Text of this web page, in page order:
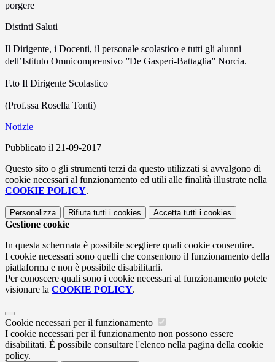
porgere
Distinti Saluti
Il Dirigente, i Docenti, il personale scolastico e tutti gli alunni
dell’Istituto Omnicomprensivo ”De Gasperi-Battaglia” Norcia.
F.to Il Dirigente Scolastico
(Prof.ssa Rosella Tonti)
Notizie
Pubblicato il 21-09-2017
Questo sito o gli strumenti terzi da questo utilizzati si avvalgono di
cookie necessari al funzionamento ed utili alle finalità illustrate nella
COOKIE POLICY.
Personalizza Rifiuta tutti i cookies Accetta tutti i cookies
Gestione cookie
In questa schermata è possibile scegliere quali cookie consentire.
I cookie necessari sono quelli che consentono il funzionamento della
piattaforma e non è possibile disabilitarli.
Per conoscere quali sono i cookie necessari al funzionamento potete
visionare la COOKIE POLICY.
Cookie necessari per il funzionamento
I cookie necessari per il funzionamento non possono essere
disabilitati. È possibile consultare l'elenco nella pagina della cookie
policy.